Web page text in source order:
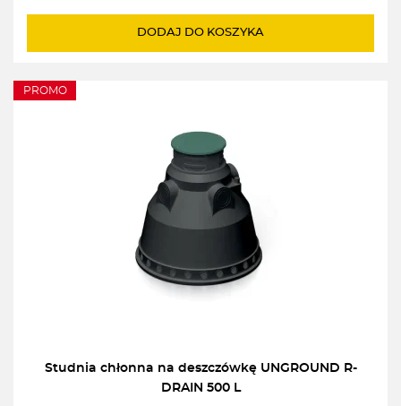
DODAJ DO KOSZYKA
PROMO
Studnia chłonna na deszczówkę UNGROUND R-
DRAIN 500 L